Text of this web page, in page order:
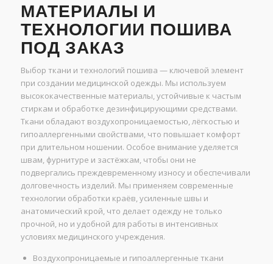
МАТЕРИАЛЫ И
ТЕХНОЛОГИИ ПОШИВА
ПОД ЗАКАЗ
Выбор ткани и технологий пошива — ключевой элемент
при создании медицинской одежды. Мы используем
высококачественные материалы, устойчивые к частым
стиркам и обработке дезинфицирующими средствами.
Ткани обладают воздухопроницаемостью, лёгкостью и
гипоаллергенными свойствами, что повышает комфорт
при длительном ношении. Особое внимание уделяется
швам, фурнитуре и застёжкам, чтобы они не
подвергались преждевременному износу и обеспечивали
долговечность изделий. Мы применяем современные
технологии обработки краёв, усиленные швы и
анатомический крой, что делает одежду не только
прочной, но и удобной для работы в интенсивных
условиях медицинского учреждения.
Воздухопроницаемые и гипоаллергенные ткани